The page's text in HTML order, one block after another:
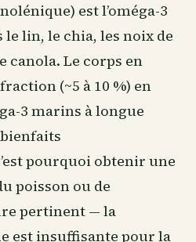
est l’oméga-3
lin, le chia, les noix de
canola. Le corps en
(~5 à 10 %) en
3 marins à longue
pourquoi obtenir une
poisson ou de
pertinent — la
est insuffisante pour la